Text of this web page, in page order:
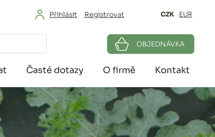
OBJEDNÁVKA
Přihlásit Registrovat CZK EUR
Časté dotazy O firmě Kontakt